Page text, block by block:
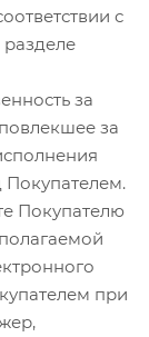
с
за
за
Покупателем.
Покупателю
при